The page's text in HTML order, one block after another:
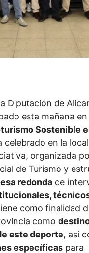
Diputación de
esta mañana en
Sostenible
celebrado en la
organizada
de Turismo y
redonda de
como finalidad
como
este deporte, así
específicas para